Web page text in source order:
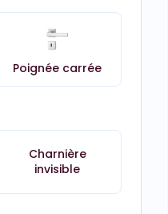
Poignée carrée
Charnière
invisible